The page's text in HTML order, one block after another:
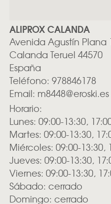
ALIPROX CALANDA
Avenida Agustín Plana
Calanda Teruel 44570
España
Teléfono: 978846178
Email: m8448@eroski.es
Horario:
Lunes: 09:00-13:30,
Martes: 09:00-13:30,
Miércoles: 09:00-13:30,
Jueves: 09:00-13:30,
Viernes: 09:00-13:30,
Sábado: cerrado
Domingo: cerrado